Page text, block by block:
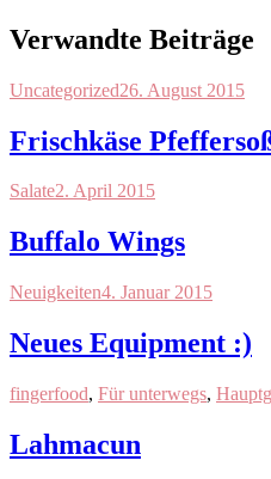
Verwandte Beiträge
Uncategorized26. August 2015
Frischkäse
Salate2. April 2015
Buffalo Wings
Neuigkeiten4. Januar 2015
Neues Equipment :)
fingerfood, Für unterwegs,
Lahmacun